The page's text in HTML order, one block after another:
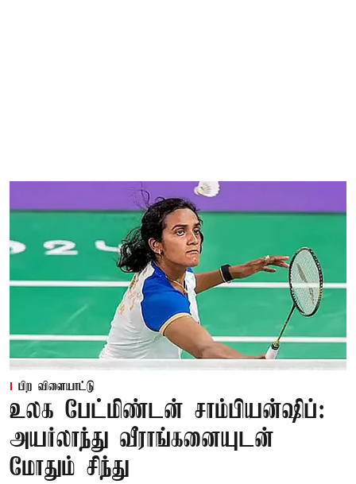
பிற விளையாட்டு
உலக பேட்மிண்டன் சாம்பியன்ஷிப்:
அயர்லாந்து வீராங்கனையுடன்
மோதும் சிந்து